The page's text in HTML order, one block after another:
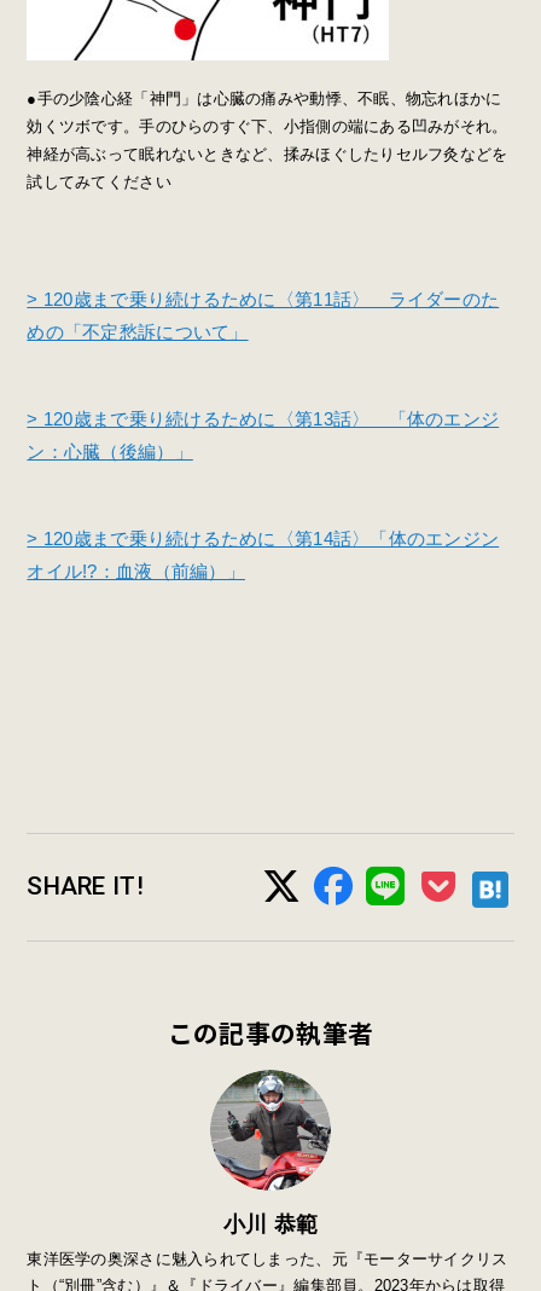
●手の少陰心経「神門」は心臓の痛みや動悸、不眠、物忘れほかに
効くツボです。手のひらのすぐ下、小指側の端にある凹みがそれ。
神経が高ぶって眠れないときなど、揉みほぐしたりセルフ灸などを
試してみてください
> 120歳まで乗り続けるために〈第11話〉 ライダーのた
めの「不定愁訴について」
> 120歳まで乗り続けるために〈第13話〉 「体のエンジ
ン：心臓（後編）」
> 120歳まで乗り続けるために〈第14話〉「体のエンジン
オイル!?：血液（前編）」
SHARE IT!
この記事の執筆者
小川 恭範
東洋医学の奥深さに魅入られてしまった、元『モーターサイクリス
ト（“別冊”含む）』＆『ドライバー』編集部員。2023年からは取得